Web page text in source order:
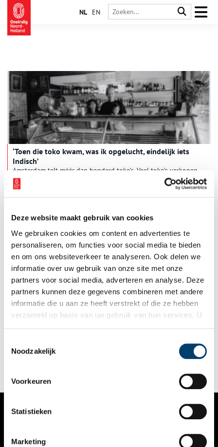
Deze website maakt gebruik van cookies
We gebruiken cookies om content en advertenties te
personaliseren, om functies voor social media te bieden
en om ons websiteverkeer te analyseren. Ook delen we
informatie over uw gebruik van onze site met onze
partners voor social media, adverteren en analyse. Deze
partners kunnen deze gegevens combineren met andere
informatie die u aan ze heeft verstrekt of die ze hebben
verzameld op basis van uw gebruik van hun services. U
Noodzakelijk
Voorkeuren
Statistieken
Marketing
NL EN
‘Toen die toko kwam, was ik opgelucht, eindelijk iets
Indisch’
Amsterdam telt méér dan honderd toko’s. Veel toko’s verkopen
Surinaams of Chinees eten, maar er zijn er ook met Indische en
Indonesische gerechten, en die dreigen uit het Amsterdamse
straatbeeld te verdwijnen. Dat blijkt uit een kleine, maar
Mokum’.
Zaans Industrieel Erfgoed: Top vijf stukken uit het
gemeentearchief
De Zaanstreek kent een zeer uitgebreide industriële
achter gelaten. Het geheugen van de Zaanstreek is in het
Gemeentearchief Zaanstad te vinden, waar boeken, tekeningen,
vroeger tot nu verhalen. Hier een dwarsdoorsnede van de
Zaanse industriële geschiedenis aan de hand van vijf
NIEUWS